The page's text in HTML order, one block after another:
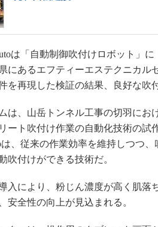
は「自動制御吹付けロボット」に
にあるエフティーエステクニカル
を再現した検証の結果、良好な吹
は、山岳トンネル工事の切羽にお
ート吹付け作業の自動化技術の試
、従来の作業効率を維持しつつ
吹付けができる技術だ。
入により、粉じん濃度が高く肌落
安全性の向上が見込まれる。